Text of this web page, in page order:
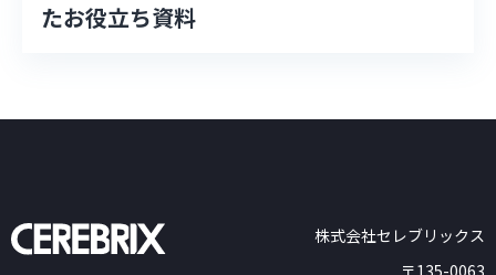
たお役立ち資料
株式会社セレブリックス
〒135-0063